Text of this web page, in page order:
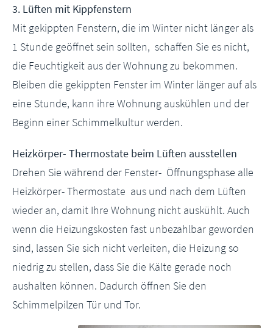
3. Lüften mit Kippfenstern
Mit gekippten Fenstern, die im Winter nicht länger als
1 Stunde geöffnet sein sollten, schaffen Sie es nicht,
die Feuchtigkeit aus der Wohnung zu bekommen.
Bleiben die gekippten Fenster im Winter länger auf als
eine Stunde, kann ihre Wohnung auskühlen und der
Beginn einer Schimmelkultur werden.
Heizkörper- Thermostate beim Lüften ausstellen
Drehen Sie während der Fenster- Öffnungsphase alle
Heizkörper- Thermostate aus und nach dem Lüften
wieder an, damit Ihre Wohnung nicht auskühlt. Auch
wenn die Heizungskosten fast unbezahlbar geworden
sind, lassen Sie sich nicht verleiten, die Heizung so
niedrig zu stellen, dass Sie die Kälte gerade noch
aushalten können. Dadurch öffnen Sie den
Schimmelpilzen Tür und Tor.